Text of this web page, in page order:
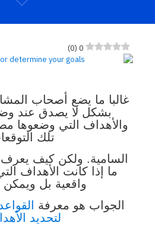
0
(
0
)
غالبا ما يضع أصحاب
بشكل لا يصدق عند
والأهداف التي وضعوها
تلك
السامية. ولكن كيف
ما إذا كانت الأهداف
واقعية بل ويمكن
الجواب هو معرفة
لتحديد